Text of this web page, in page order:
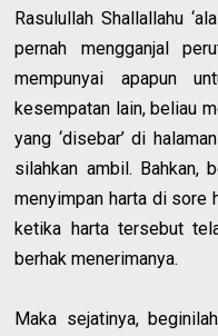
Rasulullah Shallallahu
pernah mengganjal
mempunyai apapun
kesempatan lain, beliau
yang ‘disebar’ di
silahkan ambil. Bahkan,
menyimpan harta di sore
ketika harta tersebut
berhak menerimanya.
Maka sejatinya,